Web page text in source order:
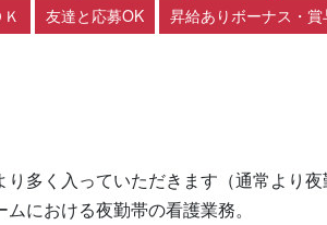
友達と応募OK 昇給ありボーナス・
多く入っていただきます（通常より
における夜勤帯の看護業務。